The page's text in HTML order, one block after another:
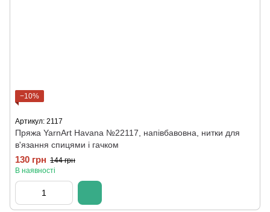
−10%
Артикул: 2117
Пряжа YarnArt Havana №22117, напівбавовна, нитки для
в'язання спицями і гачком
130 грн 144 грн
В наявності